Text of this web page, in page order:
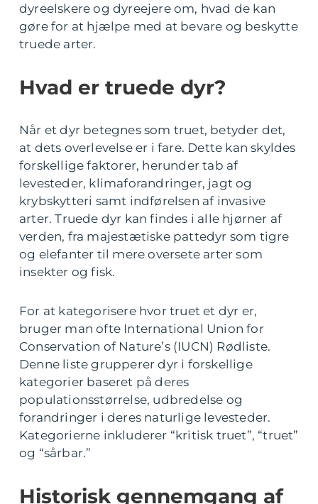
dyreelskere og dyreejere om, hvad de kan
gøre for at hjælpe med at bevare og beskytte
truede arter.
Hvad er truede dyr?
Når et dyr betegnes som truet, betyder det,
at dets overlevelse er i fare. Dette kan skyldes
forskellige faktorer, herunder tab af
levesteder, klimaforandringer, jagt og
krybskytteri samt indførelsen af invasive
arter. Truede dyr kan findes i alle hjørner af
verden, fra majestætiske pattedyr som tigre
og elefanter til mere oversete arter som
insekter og fisk.
For at kategorisere hvor truet et dyr er,
bruger man ofte International Union for
Conservation of Nature’s (IUCN) Rødliste.
Denne liste grupperer dyr i forskellige
kategorier baseret på deres
populationsstørrelse, udbredelse og
forandringer i deres naturlige levesteder.
Kategorierne inkluderer “kritisk truet”, “truet”
og “sårbar.”
Historisk gennemgang af